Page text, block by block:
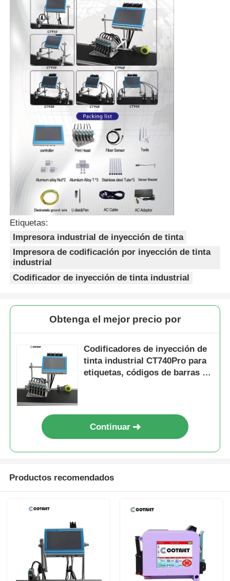
Etiquetas:
Impresora industrial de inyección de tinta
Impresora de codificación por inyección de tinta
industrial
Codificador de inyección de tinta industrial
Obtenga el mejor precio por
Codificadores de inyección de
tinta industrial CT740Pro para
etiquetas, códigos de barras y
Continuar
Productos recomendados